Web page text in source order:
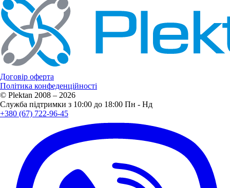
Договір оферта
Політика конфеденційності
© Plektan 2008 – 2026
Служба підтримки з 10:00 до 18:00 Пн - Нд
+380 (67) 722-96-45